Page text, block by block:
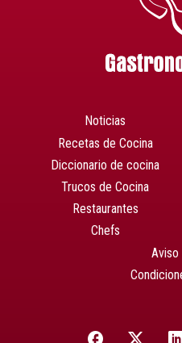
Noticias
Recetas de Cocina
Diccionario de cocina
Trucos de Cocina
Restaurantes
Chefs
Aviso